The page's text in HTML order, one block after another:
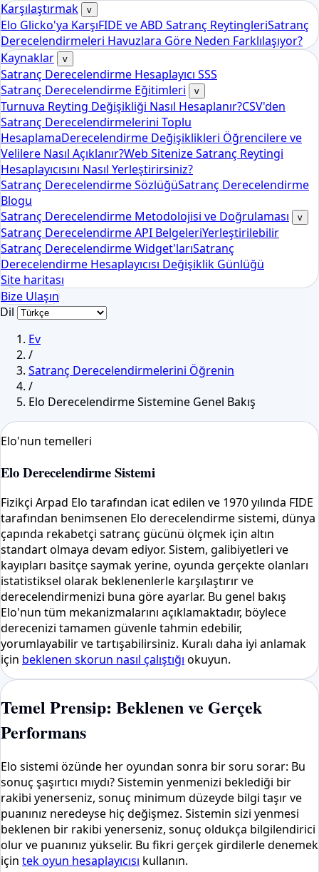
Karşılaştırmak
v
Elo Glicko'ya KarşıFIDE ve ABD Satranç ReytingleriSatranç
Derecelendirmeleri Havuzlara Göre Neden Farklılaşıyor?
Kaynaklar
v
Satranç Derecelendirme Hesaplayıcı SSS
Satranç Derecelendirme Eğitimleri
v
Turnuva Reyting Değişikliği Nasıl Hesaplanır?CSV'den
Satranç Derecelendirmelerini Toplu
HesaplamaDerecelendirme Değişiklikleri Öğrencilere ve
Velilere Nasıl Açıklanır?Web Sitenize Satranç Reytingi
Hesaplayıcısını Nasıl Yerleştirirsiniz?
Satranç Derecelendirme SözlüğüSatranç Derecelendirme
Blogu
Satranç Derecelendirme Metodolojisi ve Doğrulaması
v
Satranç Derecelendirme API BelgeleriYerleştirilebilir
Satranç Derecelendirme Widget'larıSatranç
Derecelendirme Hesaplayıcısı Değişiklik Günlüğü
Site haritası
Bize Ulaşın
Dil
Ev
/
Satranç Derecelendirmelerini Öğrenin
/
Elo Derecelendirme Sistemine Genel Bakış
Elo'nun temelleri
Elo Derecelendirme Sistemi
Fizikçi Arpad Elo tarafından icat edilen ve 1970 yılında FIDE
tarafından benimsenen Elo derecelendirme sistemi, dünya
çapında rekabetçi satranç gücünü ölçmek için altın
standart olmaya devam ediyor. Sistem, galibiyetleri ve
kayıpları basitçe saymak yerine, oyunda gerçekte olanları
istatistiksel olarak beklenenlerle karşılaştırır ve
derecelendirmenizi buna göre ayarlar. Bu genel bakış
Elo'nun tüm mekanizmalarını açıklamaktadır, böylece
derecenizi tamamen güvenle tahmin edebilir,
yorumlayabilir ve tartışabilirsiniz. Kuralı daha iyi anlamak
için beklenen skorun nasıl çalıştığı okuyun.
Temel Prensip: Beklenen ve Gerçek
Performans
Elo sistemi özünde her oyundan sonra bir soru sorar: Bu
sonuç şaşırtıcı mıydı? Sistemin yenmenizi beklediği bir
rakibi yenerseniz, sonuç minimum düzeyde bilgi taşır ve
puanınız neredeyse hiç değişmez. Sistemin sizi yenmesi
beklenen bir rakibi yenerseniz, sonuç oldukça bilgilendirici
olur ve puanınız yükselir. Bu fikri gerçek girdilerle denemek
için tek oyun hesaplayıcısı kullanın.